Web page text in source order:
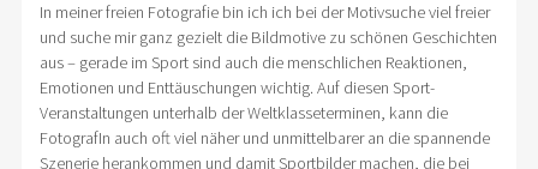
In meiner freien Fotografie bin ich ich bei der Motivsuche viel freier
und suche mir ganz gezielt die Bildmotive zu schönen Geschichten
aus – gerade im Sport sind auch die menschlichen Reaktionen,
Emotionen und Enttäuschungen wichtig. Auf diesen Sport-
Veranstaltungen unterhalb der Weltklasseterminen, kann die
FotografIn auch oft viel näher und unmittelbarer an die spannende
Szenerie herankommen und damit Sportbilder machen, die bei